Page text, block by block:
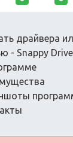
драйвера
- Snappy